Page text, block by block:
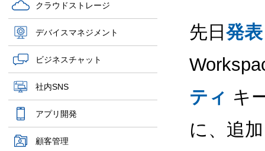
クラウドストレージ
デバイスマネジメント
ビジネスチャット
社内SNS
アプリ開発
顧客管理
先日 発
ティ キ
に、追